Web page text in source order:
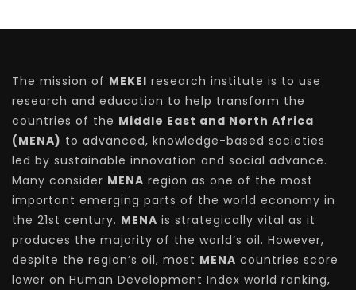
The mission of MEKEI research institute is to use
research and education to help transform the
countries of the Middle East and North Africa
(MENA) to advanced, knowledge-based societies
led by sustainable innovation and social advance.
Many consider MENA region as one of the most
important emerging parts of the world economy in
the 21st century. MENA is strategically vital as it
produces the majority of the world’s oil. However,
despite the region’s oil, most MENA countries score
lower on Human Development Index world ranking,